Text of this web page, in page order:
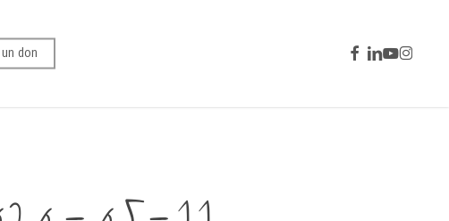
don facebook
linkedin
youtubeinstagram